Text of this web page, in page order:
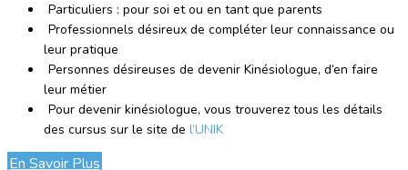
Particuliers : pour soi et ou en tant que parents
Professionnels désireux de compléter leur connaissance ou
leur pratique
Personnes désireuses de devenir Kinésiologue, d’en faire
leur métier
Pour devenir kinésiologue, vous trouverez tous les détails
des cursus sur le site de l’UNIK
En Savoir Plus